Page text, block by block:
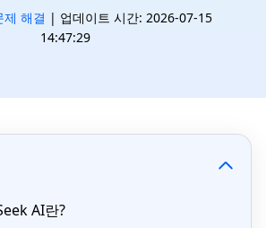
제 해결 | 업데이트 시간: 2026-07-15
14:47:29
AI란?